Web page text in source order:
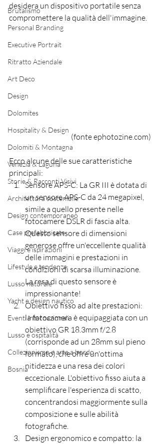
Brutalismo
Personal Branding
Executive Portrait
Ritratto Aziendale
Art Deco
Design
Dolomites
Hospitality & Design
Dolomiti & Montagna
Venezia & Laguna
Storie & Racconti Visivi
Architettura sostenibile
Design contemporaneo
Case prefabbricate
Viaggi e ispirazioni
Lifestyle e tendenze
Lusso naturale
Yacht e design nautico
Eventi internazionali
Lusso e ospitalità
Collezionismo e arte a bordo
Bosnia
desidera un dispositivo portatile senza
compromettere la qualità dell'immagine.
(fonte ephotozine.com)
Ecco alcune delle sue caratteristiche
principali:
Sensore APS-C: La GR III è dotata di
un sensore APS-C da 24 megapixel,
simile a quello presente nelle
fotocamere DSLR di fascia alta.
Questo sensore di dimensioni
generose offre un'eccellente qualità
delle immagini e prestazioni in
condizioni di scarsa illuminazione.
La resa di questo sensore è
impressionante!
Obiettivo fisso ad alte prestazioni:
la fotocamera è equipaggiata con un
obiettivo GR 18.3mm f/2.8
(corrisponde ad un 28mm sul pieno
formato), che offre un'ottima
nitidezza e una resa dei colori
eccezionale. L'obiettivo fisso aiuta a
semplificare l'esperienza di scatto,
concentrandosi maggiormente sulla
composizione e sulle abilità
fotografiche.
Design ergonomico e compatto: la